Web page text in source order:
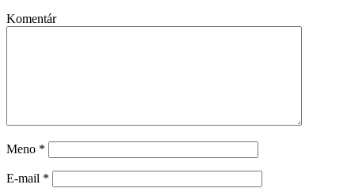
Komentár
Meno *
E-mail *